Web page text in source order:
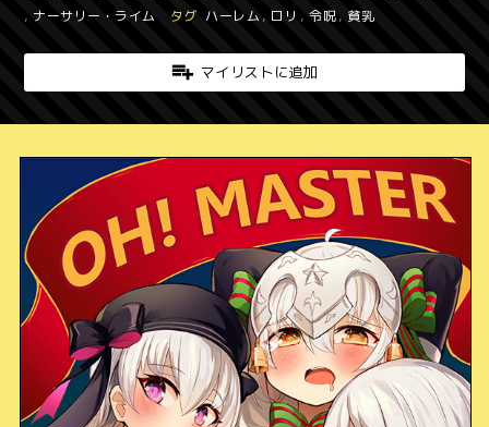
, ナーサリー・ライム タグ ハーレム, ロリ ,令呪, 貧乳
マイリストに追加